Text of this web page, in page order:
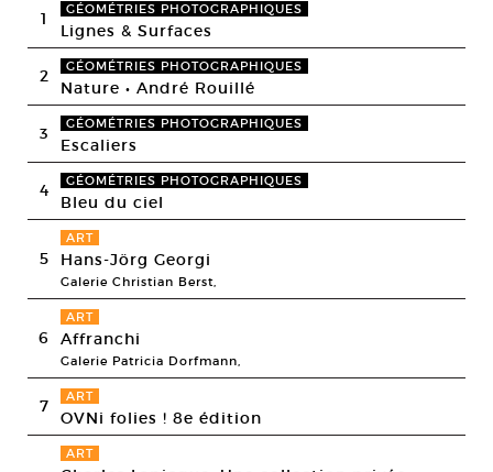
1 GÉOMÉTRIES PHOTOGRAPHIQUES
Lignes & Surfaces
2 GÉOMÉTRIES PHOTOGRAPHIQUES
Nature • André Rouillé
3 GÉOMÉTRIES PHOTOGRAPHIQUES
Escaliers
4 GÉOMÉTRIES PHOTOGRAPHIQUES
Bleu du ciel
5
ART
Hans-Jörg Georgi
Galerie Christian Berst,
6
ART
Affranchi
Galerie Patricia Dorfmann,
7 ART
OVNi folies ! 8e édition
ART